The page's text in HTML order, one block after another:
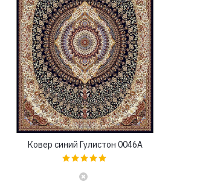
Ковер синий Гулистон 0046A